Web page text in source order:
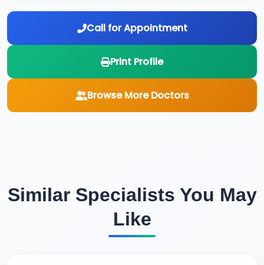
Call for Appointment
Print Profile
Browse More Doctors
Similar Specialists You May
Like